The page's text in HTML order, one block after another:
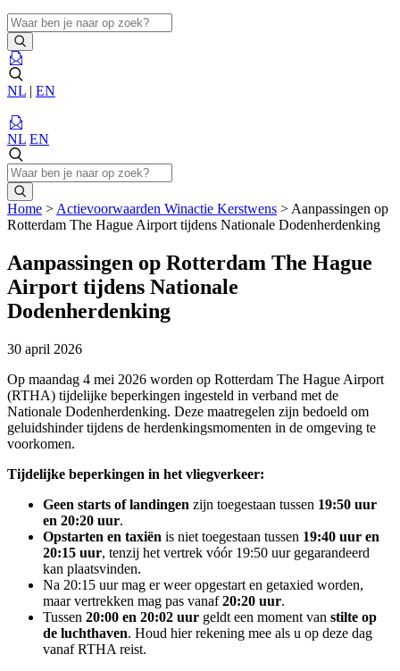
NL | EN
NL EN
Home >Actievoorwaarden Winactie Kerstwens >Aanpassingen op
Rotterdam The Hague Airport tijdens Nationale Dodenherdenking
Aanpassingen op Rotterdam The Hague
Airport tijdens Nationale
Dodenherdenking
30 april 2026
Op maandag 4 mei 2026 worden op Rotterdam The Hague Airport
(RTHA) tijdelijke beperkingen ingesteld in verband met de
Nationale Dodenherdenking. Deze maatregelen zijn bedoeld om
geluidshinder tijdens de herdenkingsmomenten in de omgeving te
voorkomen.
Tijdelijke beperkingen in het vliegverkeer:
Geen starts of landingen zijn toegestaan tussen 19:50 uur
en 20:20 uur.
Opstarten en taxiën is niet toegestaan tussen 19:40 uur en
20:15 uur, tenzij het vertrek vóór 19:50 uur gegarandeerd
kan plaatsvinden.
Na 20:15 uur mag er weer opgestart en getaxied worden,
maar vertrekken mag pas vanaf20:20 uur.
Tussen 20:00 en 20:02 uur geldt een moment van stilte op
de luchthaven. Houd hier rekening mee als u op deze dag
vanaf RTHA reist.